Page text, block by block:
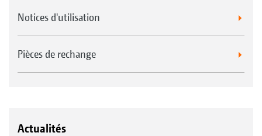
Notices d'utilisation
Pièces de rechange
Actualités